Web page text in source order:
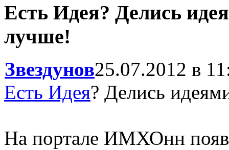
Есть Идея? Делись
лучше!
Звездунов25.07.2012 в
Есть Идея? Делись
На портале ИМХОнн